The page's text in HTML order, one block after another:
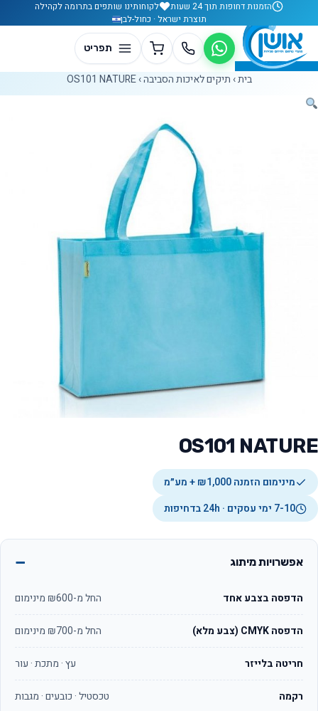
דלג לתוכןהזמנות דחופות תוך 24 שעות
לקוחותינו שותפים בתרומה לקהילה
תוצרת ישראל · כחול-לבן
בית› תיקים לאיכות הסביבה›
OS101 NATURE
OS101 NATURE
מינימום הזמנה ₪1,000 + מע״מ
7-10 ימי עסקים · 24h בדחיפות
אפשרויות מיתוג
הדפסה בצבע אחד החל מ-₪600 מינימום
הדפסה CMYK (צבע מלא) החל מ-₪700 מינימום
חריטה בלייזר עץ · מתכת · עור
רקמה טכסטיל · כובעים · מגבות